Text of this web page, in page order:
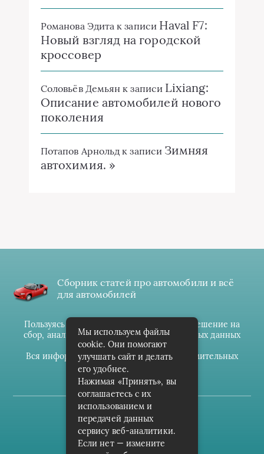
Романова Эдита к записи Haval F7:
Новый взгляд на городской
кроссовер
Соловьёв Демьян к записи Lixiang:
Описание автомобилей нового
поколения
Потапов Арнольд к записи Зимняя
автохимия. »
Сборник статей про автомобили и всё
для автомобилей
Пользуясь данным ресурсом вы даёте разрешение на
сбор, анализ и хранение своих персональных данных
согласноПравилам
Вся информация предоставлена в ознакомительных
целях.
(c) cpark-avto.ru
Карта сайта
Мы используем файлы
cookie. Они помогают
улучшать сайт и делать
его удобнее.
Нажимая «Принять», вы
соглашаетесь с их
использованием и
передачей данных
сервису веб-аналитики.
Если нет — измените